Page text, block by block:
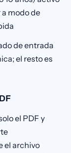
modo de
de entrada
el resto es
el PDF y
el archivo